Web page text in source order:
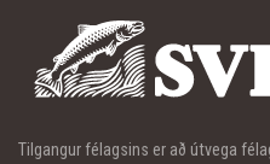
Tilgangur félagsins er að útvega